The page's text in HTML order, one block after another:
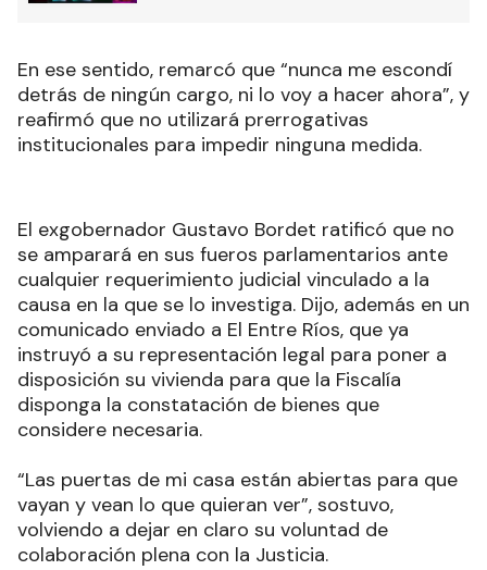
En ese sentido, remarcó que “nunca me escondí
detrás de ningún cargo, ni lo voy a hacer ahora”, y
reafirmó que no utilizará prerrogativas
institucionales para impedir ninguna medida.
El exgobernador Gustavo Bordet ratificó que no
se amparará en sus fueros parlamentarios ante
cualquier requerimiento judicial vinculado a la
causa en la que se lo investiga. Dijo, además en un
comunicado enviado a El Entre Ríos, que ya
instruyó a su representación legal para poner a
disposición su vivienda para que la Fiscalía
disponga la constatación de bienes que
considere necesaria.
“Las puertas de mi casa están abiertas para que
vayan y vean lo que quieran ver”, sostuvo,
volviendo a dejar en claro su voluntad de
colaboración plena con la Justicia.